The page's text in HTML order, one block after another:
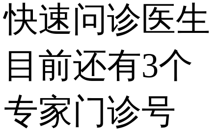
快速问诊医生
目前还有3个
专家门诊号